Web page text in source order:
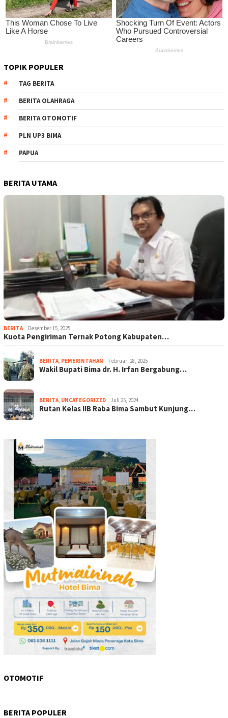
TOPIK POPULER
TAG BERITA
BERITA OLAHRAGA
BERITA OTOMOTIF
PLN UP3 BIMA
PAPUA
BERITA UTAMA
BERITA Desember 15, 2025
Kuota Pengiriman Ternak Potong Kabupaten…
BERITA PEMERINTAHAN Februari 28, 2025
Wakil Bupati Bima dr. H. Irfan Bergabung…
BERITA UNCATEGORIZED Juli 25, 2024
Rutan Kelas IIB Raba Bima Sambut Kunjung…
OTOMOTIF
BERITA POPULER